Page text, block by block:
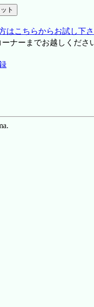
はこちらからお試し下
ナーまでお越しくださ